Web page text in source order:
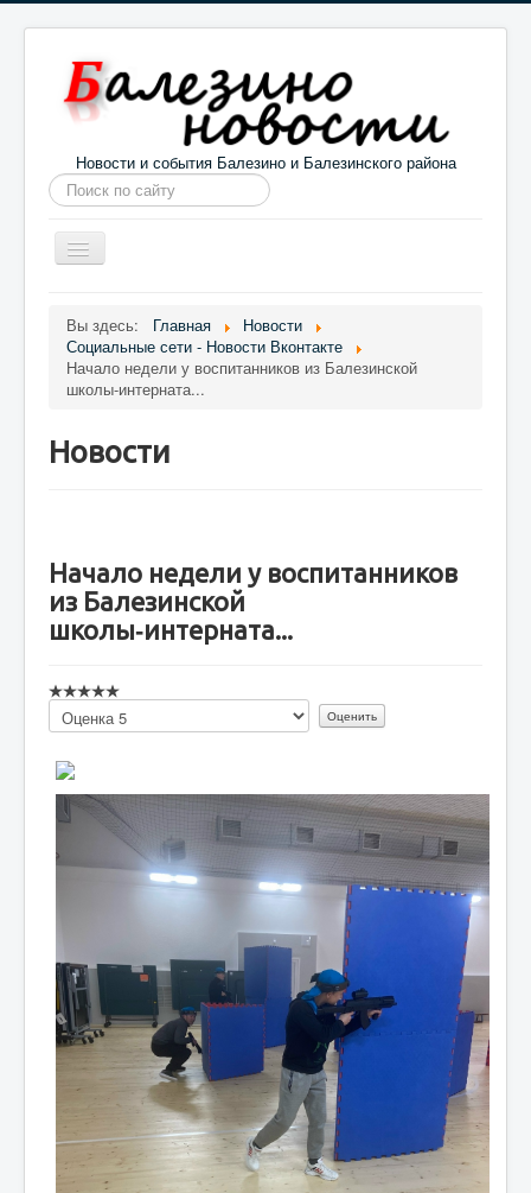
Новости и события Балезино и Балезинского района
Искать...
Toggle
Navigation
Информация Галерея О проекте
Вы здесь: Главная
Новости
Социальные сети - Новости Вконтакте
Начало недели у воспитанников из Балезинской
школы‑интерната...
Новости
Начало недели у воспитанников
из Балезинской
школы‑интерната...
Пожалуйста,
оцените